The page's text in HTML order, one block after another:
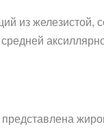
из железистой,